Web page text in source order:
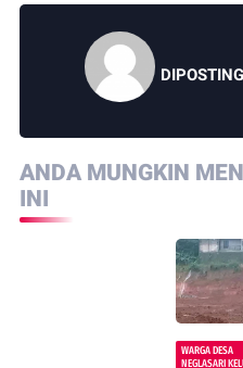
ANDA MUNGKIN
INI
WARGA DESA
NEGLASARI